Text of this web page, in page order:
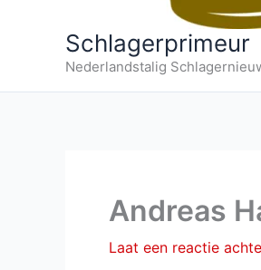
Schlagerprimeur
Nederlandstalig
Andreas
Laat een reactie